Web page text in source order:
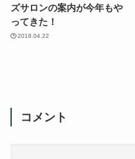
ズサロンの案内が今年もや
ってきた！
2018.04.22
コメント